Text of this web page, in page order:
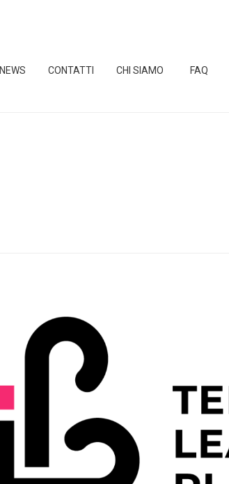
NEWS CONTATTI CHI SIAMO FAQ